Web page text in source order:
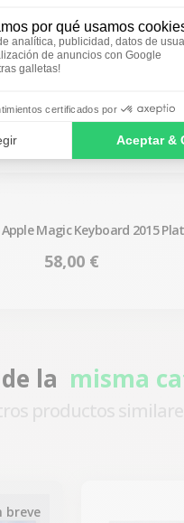
Magic Keyboard 2015
Precio
58,00 €
la misma
productos similares
breve
SIGN ME